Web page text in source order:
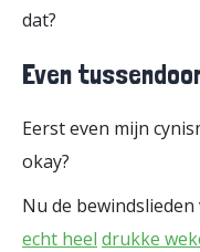
dat?
Even
Eerst even mijn
okay?
Nu de bewindslieden
echt heel drukke